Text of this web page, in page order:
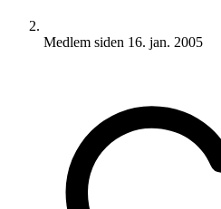
Medlem siden 16. jan. 2005